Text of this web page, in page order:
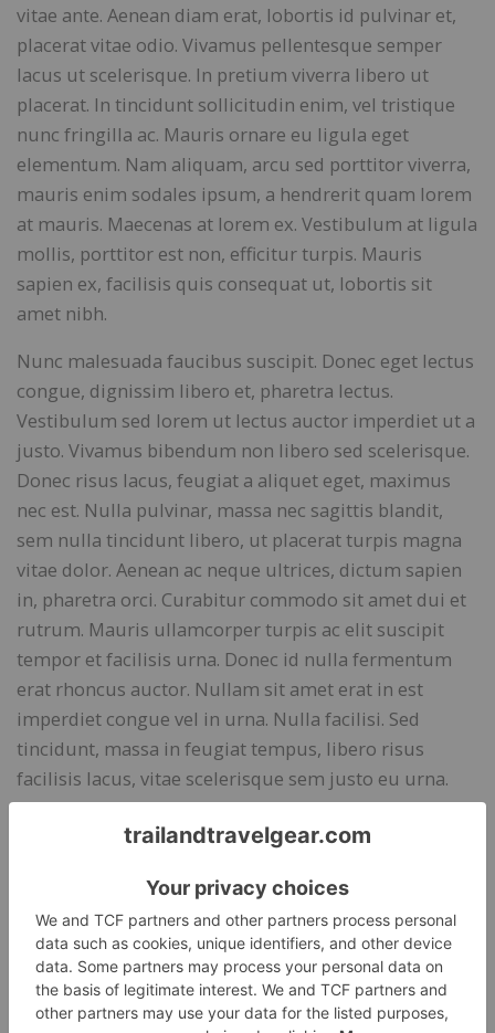
vitae ante. Aenean diam erat, lobortis id pulvinar et,
placerat vitae odio. Vivamus pellentesque semper
lacus ut scelerisque. In pretium viverra libero ut
placerat. In tincidunt sollicitudin enim, vel tristique
nunc fringilla ac. Mauris ornare eu ligula eget
elementum. Nam aliquam, arcu sed porttitor viverra,
mauris enim sodales ipsum, a hendrerit quam lorem
at mauris. Maecenas at lorem ex. Vestibulum at ligula
mollis, porttitor est non, efficitur turpis. Mauris
sapien ex, facilisis quis consequat ut, lobortis sit
amet nibh.
Nunc malesuada faucibus suscipit. Donec eget lectus
congue, dignissim libero et, pharetra lectus.
Vestibulum sed lorem ut lectus auctor imperdiet ut a
justo. Vivamus bibendum non libero sed scelerisque.
Donec risus lacus, feugiat a aliquet eget, maximus
nec est. Nulla pulvinar, massa nec sagittis blandit,
sem nulla tincidunt libero, ut placerat turpis magna
vitae dolor. Aenean ac neque ultrices, dictum sapien
in, pharetra orci. Curabitur commodo sit amet dui et
rutrum. Mauris ullamcorper turpis ac elit suscipit
tempor et facilisis urna. Donec id nulla fermentum
erat rhoncus auctor. Nullam sit amet erat in est
imperdiet congue vel in urna. Nulla facilisi. Sed
tincidunt, massa in feugiat tempus, libero risus
facilisis lacus, vitae scelerisque sem justo eu urna.
In placerat risus pellentesque turpis suscipit gravida.
Etiam orci odio, tempor non nibh quis, imperdiet
sodales dolor. Maecenas tempus, nibh in maximus
blandit, tortor massa aliquet justo, accumsan
consectetur lacus metus vel sem. Class aptent taciti
sociosqu ad litora torquent per conubia nostra, per
inceptos himenaeos. Nam accumsan, augue faucibus